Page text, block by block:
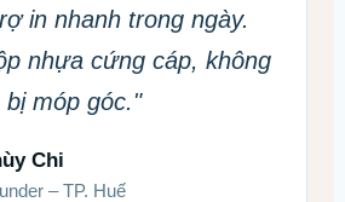
in nhanh trong ngày.
nhựa cứng cáp, không
bị móp góc."
Chi
– TP. Huế